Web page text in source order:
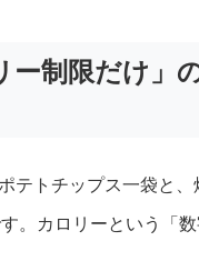
ー制限だけ」
テトチップス一袋と、
。カロリーという「